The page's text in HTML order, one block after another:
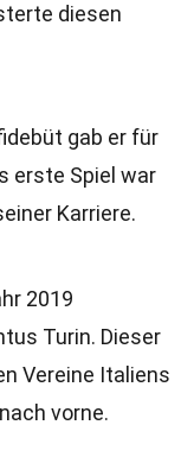
diesen
gab er für
erste Spiel war
Karriere.
2019
Turin. Dieser
Vereine Italiens
vorne.